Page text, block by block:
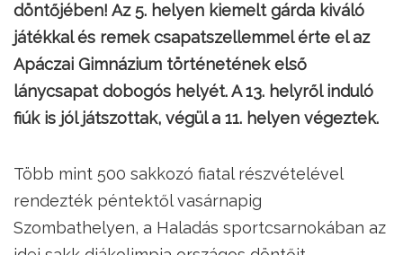
döntőjében! Az 5. helyen kiemelt gárda kiváló
játékkal és remek csapatszellemmel érte el az
Apáczai Gimnázium történetének első
lánycsapat dobogós helyét. A 13. helyről induló
fiúk is jól játszottak, végül a 11. helyen végeztek.
Több mint 500 sakkozó fiatal részvételével
rendezték péntektől vasárnapig
Szombathelyen, a Haladás sportcsarnokában az